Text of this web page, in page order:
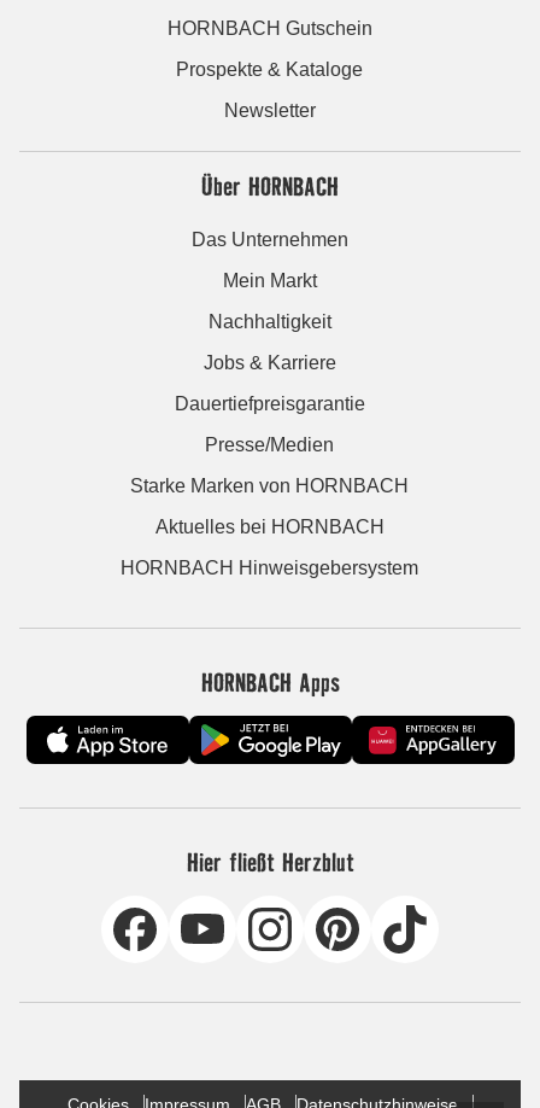
HORNBACH Gutschein
Prospekte & Kataloge
Newsletter
Über HORNBACH
Das Unternehmen
Mein Markt
Nachhaltigkeit
Jobs & Karriere
Dauertiefpreisgarantie
Presse/Medien
Starke Marken von HORNBACH
Aktuelles bei HORNBACH
HORNBACH Hinweisgebersystem
HORNBACH Apps
Hier fließt Herzblut